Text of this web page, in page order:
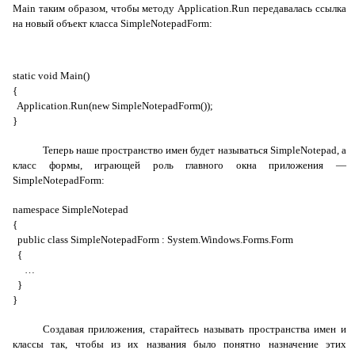
Main таким образом, чтобы методу Application .Run передавалась ссылка
на новый объект класса SimpleNotepadForm:
static void Main()
{
Application.Run(new SimpleNotepadForm());
}
Теперь наше пространство имен будет называться SimpleNotepad , а
класс формы, играющей роль главного окна приложения —
SimpleNotepadForm:
namespace SimpleNotepad
{
public class SimpleNotepadForm : System.Windows.Forms.Form
{
}
}
Создавая приложения, старайтесь называть пространства имен и
классы так, чтобы из их названия было понятно назначение этих